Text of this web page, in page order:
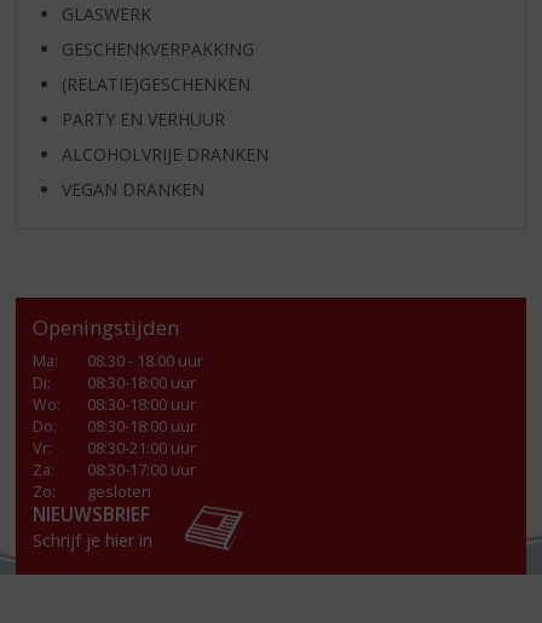
GLASWERK
GESCHENKVERPAKKING
(RELATIE)GESCHENKEN
PARTY EN VERHUUR
ALCOHOLVRIJE DRANKEN
VEGAN DRANKEN
Openingstijden
Ma:
08.30 - 18.00 uur
Di:
08:30-18:00 uur
Wo:
08:30-18:00 uur
Do:
08:30-18:00 uur
Vr:
08:30-21:00 uur
Za:
08:30-17:00 uur
Zo:
gesloten
NIEUWSBRIEF
Schrijf je hier in